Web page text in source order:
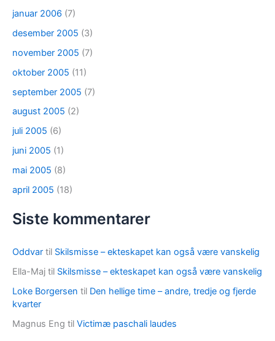
januar 2006 (7)
desember 2005 (3)
november 2005 (7)
oktober 2005 (11)
september 2005 (7)
august 2005 (2)
juli 2005 (6)
juni 2005 (1)
mai 2005 (8)
april 2005 (18)
Siste kommentarer
Oddvar til Skilsmisse – ekteskapet kan også være vanskelig
Ella-Maj til Skilsmisse – ekteskapet kan også være vanskelig
Loke Borgersen til Den hellige time – andre, tredje og fjerde
kvarter
Magnus Eng til Victimæ paschali laudes